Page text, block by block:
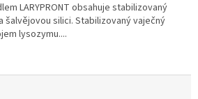
LARYPRONT obsahuje stabilizovaný
šalvějovou silici. Stabilizovaný vaječný
lysozymu....